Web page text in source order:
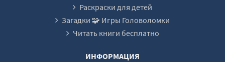
Раскраски для детей
Загадки 🧩 Игры Головоломки
Читать книги бесплатно
ИНФОРМАЦИЯ